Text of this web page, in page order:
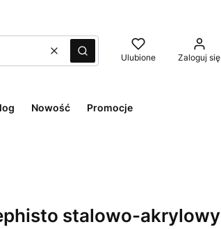
WyczyśćSzukaj Ulubione Zaloguj się
Nowość Promocje
stalowo-akrylowy